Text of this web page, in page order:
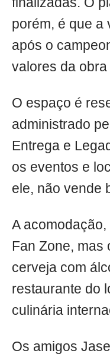
porém, é que a
após o
valores da
O espaço é
administrado
Entrega e
os eventos e
ele, não vende
A
Fan Zone, mas
cerveja com
restaurante do
culinária
Os amigos